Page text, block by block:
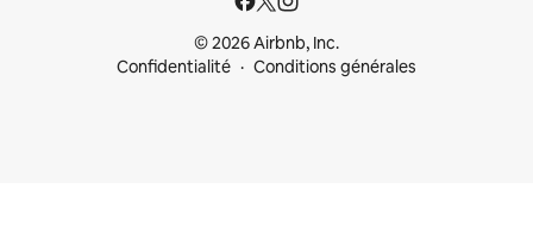
© 2026 Airbnb, Inc.
Confidentialité
Conditions générales